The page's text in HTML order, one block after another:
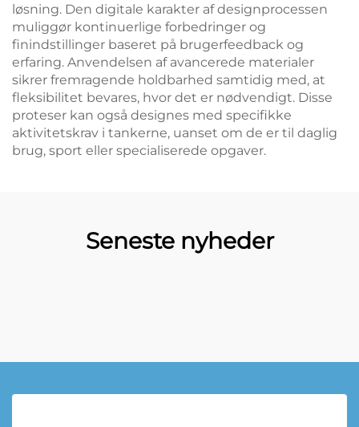
løsning. Den digitale karakter af designprocessen
muliggør kontinuerlige forbedringer og
finindstillinger baseret på brugerfeedback og
erfaring. Anvendelsen af avancerede materialer
sikrer fremragende holdbarhed samtidig med, at
fleksibilitet bevares, hvor det er nødvendigt. Disse
proteser kan også designes med specifikke
aktivitetskrav i tankerne, uanset om de er til daglig
brug, sport eller specialiserede opgaver.
Seneste nyheder